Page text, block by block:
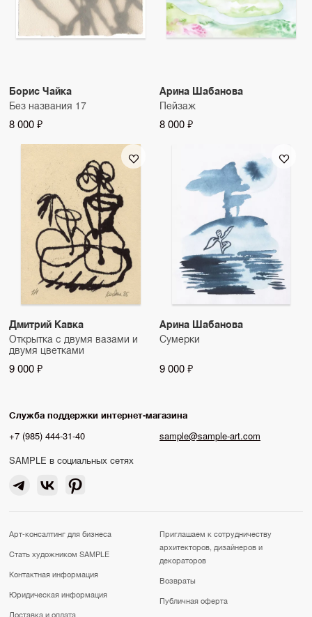
Борис Чайка
Без названия 17
8 000 ₽
Арина Шабанова
Пейзаж
8 000 ₽
Дмитрий Кавка
Открытка с двумя вазами и
двумя цветками
9 000 ₽
Арина Шабанова
Сумерки
9 000 ₽
Служба поддержки интернет-магазина
+7 (985) 444-31-40
sample@sample-art.com
SAMPLE в социальных сетях
Арт-консалтинг для бизнеса
Стать художником SAMPLE
Контактная информация
Юридическая информация
Доставка и оплата
Приглашаем к сотрудничеству
архитекторов, дизайнеров и
декораторов
Возвраты
Публичная оферта